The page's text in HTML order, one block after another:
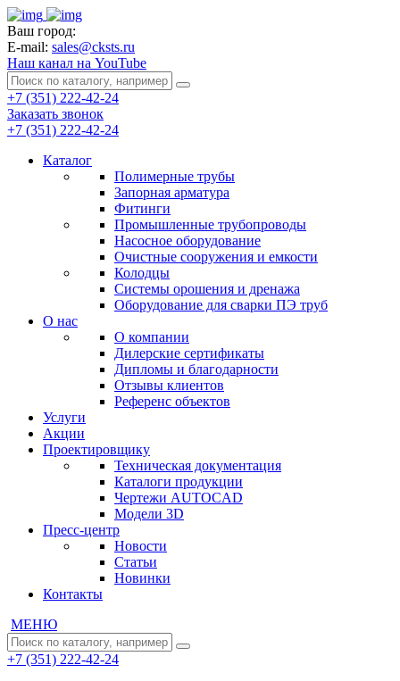
Ваш город:
E-mail: sales@cksts.ru
Наш канал на YouTube
+7 (351) 222-42-24
Заказать звонок
+7 (351) 222-42-24
Каталог
Полимерные трубы
Запорная арматура
Фитинги
Промышленные трубопроводы
Насосное оборудование
Очистные сооружения и емкости
Колодцы
Системы орошения и дренажа
Оборудование для сварки ПЭ труб
О нас
О компании
Дилерские сертификаты
Дипломы и благодарности
Отзывы клиентов
Референс объектов
Услуги
Акции
Проектировщику
Техническая документация
Каталоги продукции
Чертежи AUTOCAD
Модели 3D
Пресс-центр
Новости
Статьи
Новинки
Контакты
МЕНЮ
+7 (351) 222-42-24